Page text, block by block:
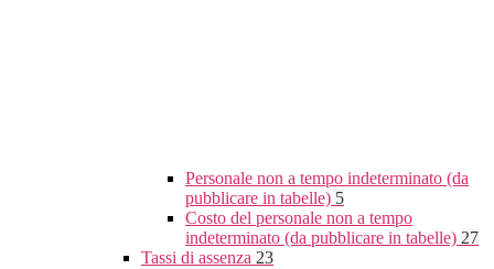
Personale non a tempo indeterminato (da
pubblicare in tabelle) 5
Costo del personale non a tempo
indeterminato (da pubblicare in tabelle) 27
Tassi di assenza 23